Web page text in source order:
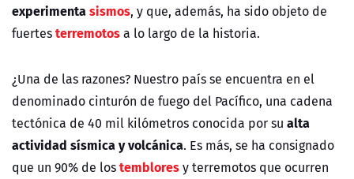
experimentasismos, y que, además, ha sido objeto de
fuertesterremotosa lo largo de la historia.
¿Una de las razones? Nuestro país se encuentra en el
denominado cinturón de fuego del Pacífico, una cadena
tectónica de 40 mil kilómetros conocida por su alta
actividad sísmica y volcánica. Es más, se ha consignado
que un 90% de lostembloresy terremotos que ocurren